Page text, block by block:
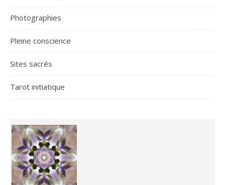
Photographies
Pleine conscience
Sites sacrés
Tarot initiatique